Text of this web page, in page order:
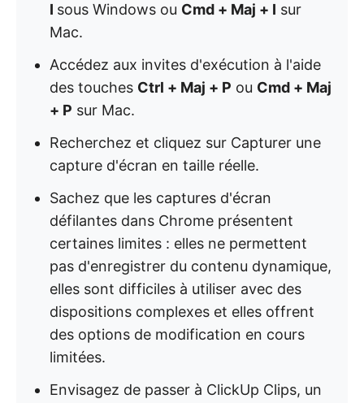
I sous Windows ou Cmd + Maj + I sur
Mac.
Accédez aux invites d'exécution à l'aide
des touches Ctrl + Maj + P ou Cmd + Maj
+ P sur Mac.
Recherchez et cliquez sur Capturer une
capture d'écran en taille réelle.
Sachez que les captures d'écran
défilantes dans Chrome présentent
certaines limites : elles ne permettent
pas d'enregistrer du contenu dynamique,
elles sont difficiles à utiliser avec des
dispositions complexes et elles offrent
des options de modification en cours
limitées.
Envisagez de passer à ClickUp Clips, un